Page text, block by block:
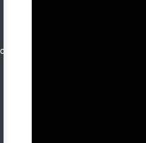
2026/03/31/exclusif-